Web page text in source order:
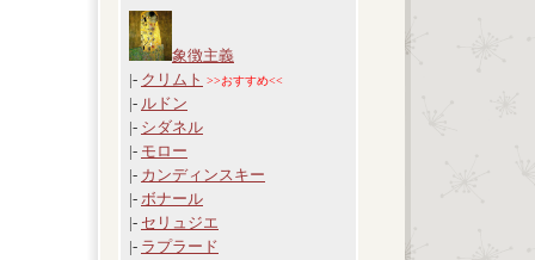
象徴主義
|- クリムト >>おすすめ<<
|- ルドン
|- シダネル
|- モロー
|- カンディンスキー
|- ボナール
|- セリュジエ
|- ラプラード